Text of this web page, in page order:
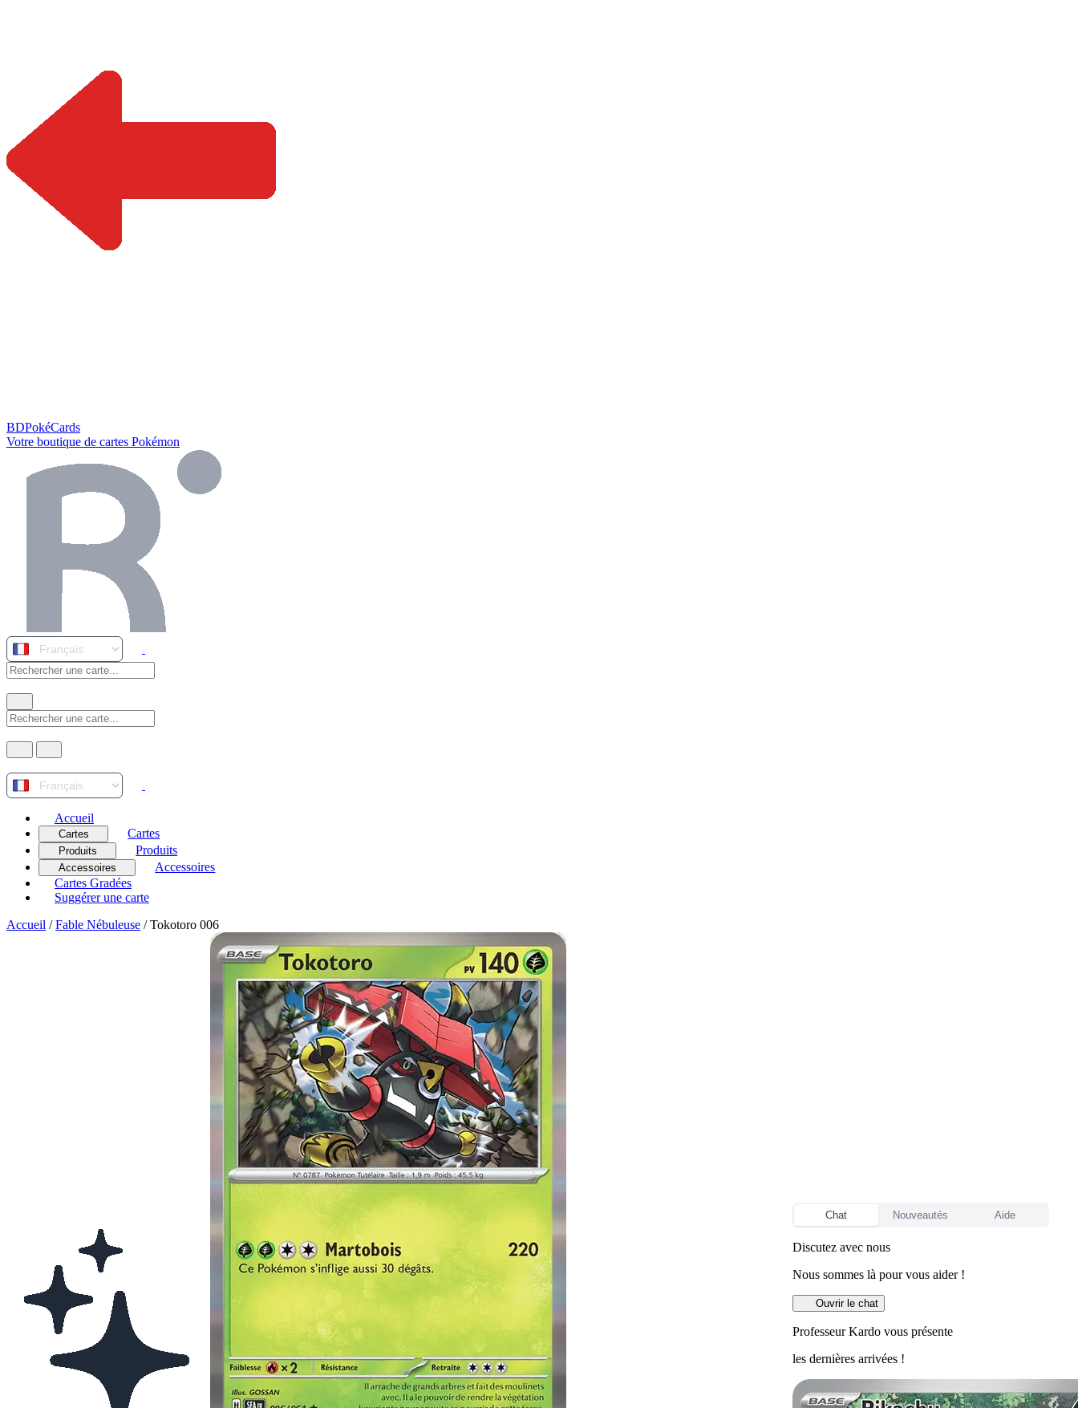
BDPokéCards
Votre boutique de cartes Pokémon
Accueil
Cartes Cartes
Produits Produits
Accessoires
Accessoires
Cartes Gradées
Suggérer une carte
Accueil / Fable Nébuleuse / Tokotoro 006
Chat Nouveautés Aide
Discutez avec nous
Nous sommes là pour vous aider !
Ouvrir le chat
Professeur Kardo vous présente
les dernières arrivées !